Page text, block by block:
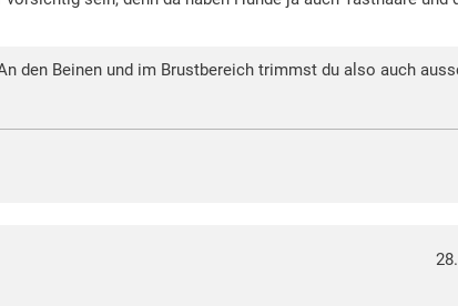
den Beinen und im Brustbereich trimmst du also auch